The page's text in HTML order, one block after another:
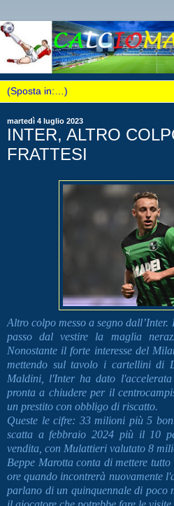
martedì 4 luglio 2023
INTER, ALTRO
FRATTESI
Altro colpo messo a segno
passo dal vestire la maglia
Nonostante il forte interesse del
mettendo sul tavolo i cartellini di
Maldini, l'Inter ha dato
pronta a chiudere per il
un prestito con obbligo di riscatto.
Queste le cifre: 33 milioni più 5
scatta a febbraio 2024 più il 10
vendita, con Mulattieri valutato 8
Beppe Marotta conta di mettere
ore quando incontrerà nuovamente
parlano di un quinquennale di poco